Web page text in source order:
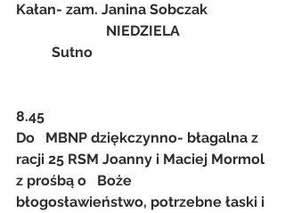
Kałan- zam. Janina Sobczak
NIEDZIELA
          Sutno
8.45
Do   MBNP dziękczynno- błagalna z
racji 25 RSM Joanny i Maciej Mormol
z prośbą o   Boże
błogosławieństwo, potrzebne łaski i